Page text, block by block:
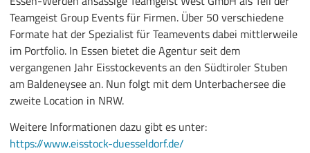
Teamgeist Group Events für Firmen. Über 50 verschiedene
Formate hat der Spezialist für Teamevents dabei mittlerweile
im Portfolio. In Essen bietet die Agentur seit dem
vergangenen Jahr Eisstockevents an den Südtiroler Stuben
am Baldeneysee an. Nun folgt mit dem Unterbachersee die
zweite Location in NRW.
Weitere Informationen dazu gibt es unter:
https://www.eisstock-duesseldorf.de/